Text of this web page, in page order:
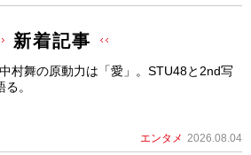
新着記事
村舞の原動力は「愛」。STU48と2nd写
。
エンタメ 2026.08.04